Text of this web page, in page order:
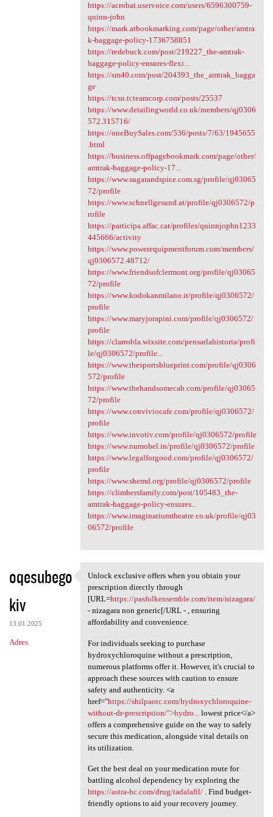
https://acrobat.uservoice.com/users/6596300759-
quinn-john
https://mark.atbookmarking.com/page/other/amtra
k-baggage-policy-1736758851
https://redebuck.com/post/219227_the-amtrak-
baggage-policy-ensures-flexi...
https://sm40.com/post/204393_the_amtrak_bagga
ge
https://tcsn.tcteamcorp.com/posts/25537
https://www.detailingworld.co.uk/members/qj0306
572.315716/
https://oneBuySales.com/536/posts/7/63/1945655
.html
https://business.offpagebookmark.com/page/other/
amtrak-baggage-policy-17...
https://www.sugarandspice.com.sg/profile/qj03065
72/profile
https://www.schnellgesund.at/profile/qj0306572/p
rofile
https://participa.affac.cat/profiles/quinnjophn1233
445666/activity
https://www.powerequipmentforum.com/members/
qj0306572.48712/
https://www.friendsofclermont.org/profile/qj03065
72/profile
https://www.kodokanmilano.it/profile/qj0306572/
profile
https://www.maryjorapini.com/profile/qj0306572/
profile
https://clarrobla.wixsite.com/pensarlahistoria/profi
le/qj0306572/profile...
https://www.thesportsblueprint.com/profile/qj0306
572/profile
https://www.thehandsomecab.com/profile/qj03065
72/profile
https://www.conviviocafe.com/profile/qj0306572/
profile
https://www.invotiv.com/profile/qj0306572/profile
https://www.numobel.in/profile/qj0306572/profile
https://www.legalforgood.com/profile/qj0306572/
profile
https://www.shemd.org/profile/qj0306572/profile
https://climbersfamily.com/post/105483_the-
amtrak-baggage-policy-ensures...
https://www.imaginariumtheatre.co.uk/profile/qj03
06572/profile
oqesubego
kiv
13.01.2025
Adres
Unlock exclusive offers when
Unlock exclusive offers when you obtain your
prescription directly through
[URL=https://pasfolkensemble.com/item/nizagara/
- nizagara non generic[/URL - , ensuring
affordability and convenience.
For individuals seeking to purchase
hydroxychloroquine without a prescription,
numerous platforms offer it. However, it's crucial to
approach these sources with caution to ensure
safety and authenticity. <a
href="https://shilpaotc.com/hydroxychloroquine-
without-dr-prescription/">hydro...
lowest price</a>
offers a comprehensive guide on the way to safely
secure this medication, alongside vital details on
its utilization.
Get the best deal on your medication route for
battling alcohol dependency by exploring the
https://astra-hc.com/drug/tadalafil/. Find budget-
friendly options to aid your recovery journey.